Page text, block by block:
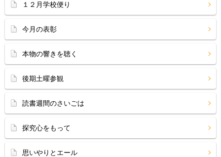
１２月学校便り
今月の表彰
本物の響きを聴く
後期土曜参観
読書週間のさいごは
探究心をもって
思いやりとエール